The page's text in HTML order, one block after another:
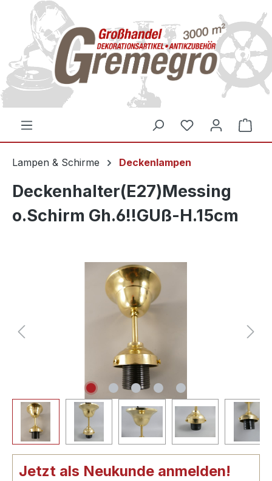
springen
Lampen & Schirme Deckenlampen
Deckenhalter(E27)Messing
o.Schirm Gh.6!!GUß-H.15cm
Jetzt als Neukunde anmelden!